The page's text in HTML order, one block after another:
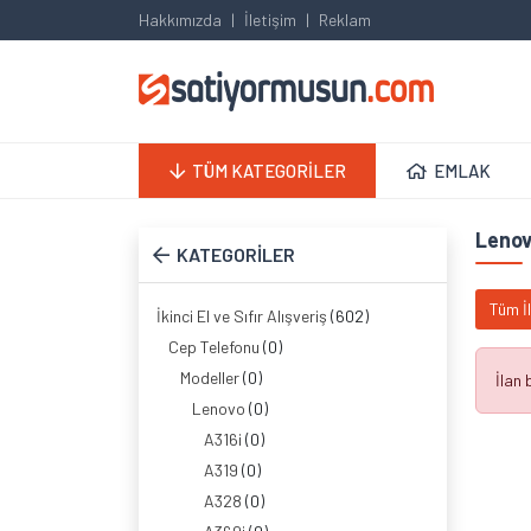
Hakkımızda İletişim Reklam
TÜM KATEGORİLER EMLAK
KATEGORİLER
İkinci El ve Sıfır Alışveriş (602)
Cep Telefonu (0)
Modeller(0)
Lenovo (0)
A316i (0)
A319 (0)
A328 (0)
Tüm
İlan